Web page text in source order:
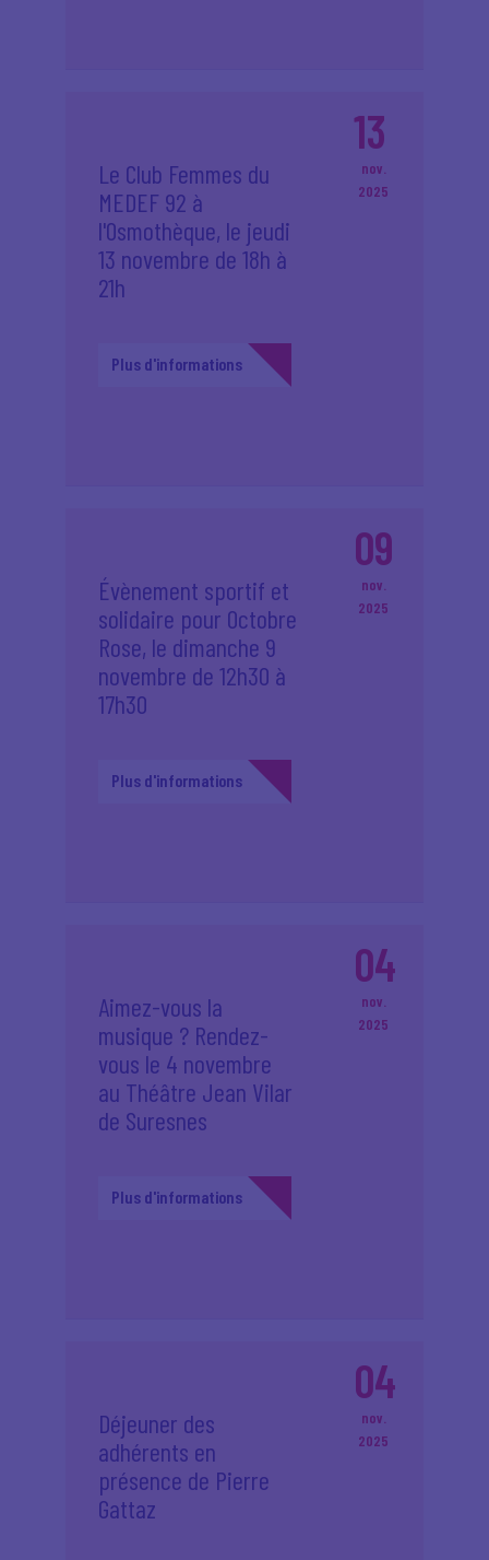
13
nov.
2025
Le Club Femmes du
MEDEF 92 à
l'Osmothèque, le jeudi
13 novembre de 18h à
21h
Plus d'informations
09
nov.
2025
Évènement sportif et
solidaire pour Octobre
Rose, le dimanche 9
novembre de 12h30 à
17h30
Plus d'informations
04
nov.
2025
Aimez-vous la
musique ? Rendez-
vous le 4 novembre
au Théâtre Jean Vilar
de Suresnes
Plus d'informations
04
nov.
2025
Déjeuner des
adhérents en
présence de Pierre
Gattaz